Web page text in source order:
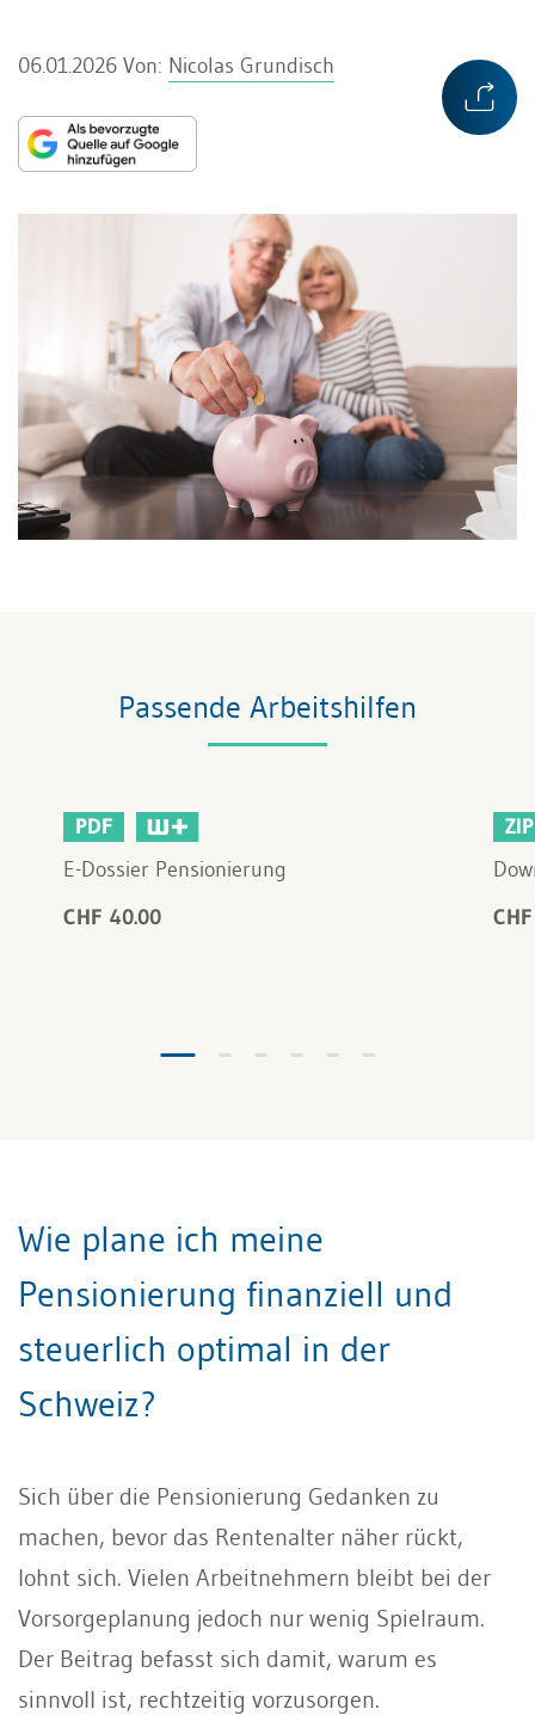
06.01.2026 Von: Nicolas Grundisch
Passende Arbeitshilfen
PDF
E-Dossier Pensionierung
CHF 40.00
ZIP
Wie plane ich meine
Pensionierung finanziell und
steuerlich optimal in der
Schweiz?
Sich über die Pensionierung Gedanken zu
machen, bevor das Rentenalter näher rückt,
lohnt sich. Vielen Arbeitnehmern bleibt bei der
Vorsorgeplanung jedoch nur wenig Spielraum.
Der Beitrag befasst sich damit, warum es
sinnvoll ist, rechtzeitig vorzusorgen.